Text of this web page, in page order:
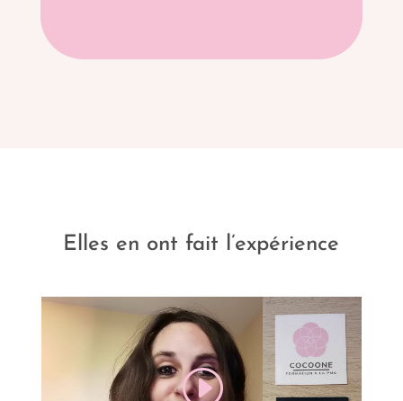
Elles en ont fait l’expérience